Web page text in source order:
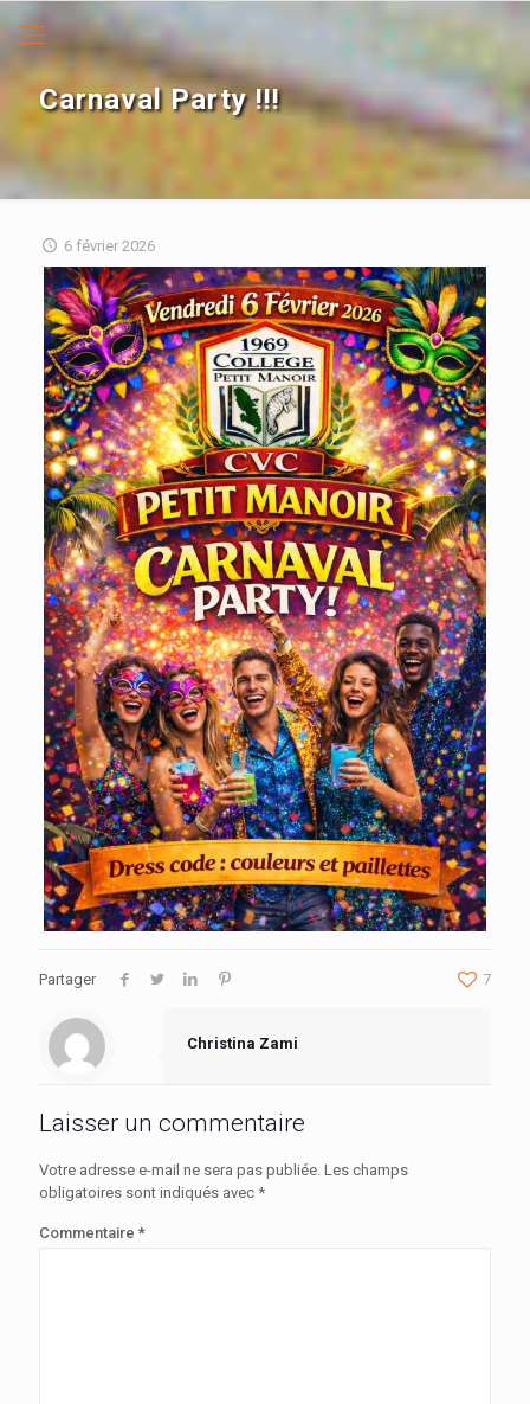
Carnaval Party !!!
6 février 2026
Partager 7
Christina Zami
Laisser un commentaire
Votre adresse e-mail ne sera pas publiée. Les champs
obligatoires sont indiqués avec *
Commentaire *